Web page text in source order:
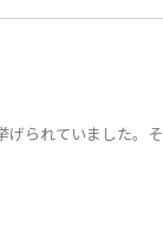
げられていました。そ